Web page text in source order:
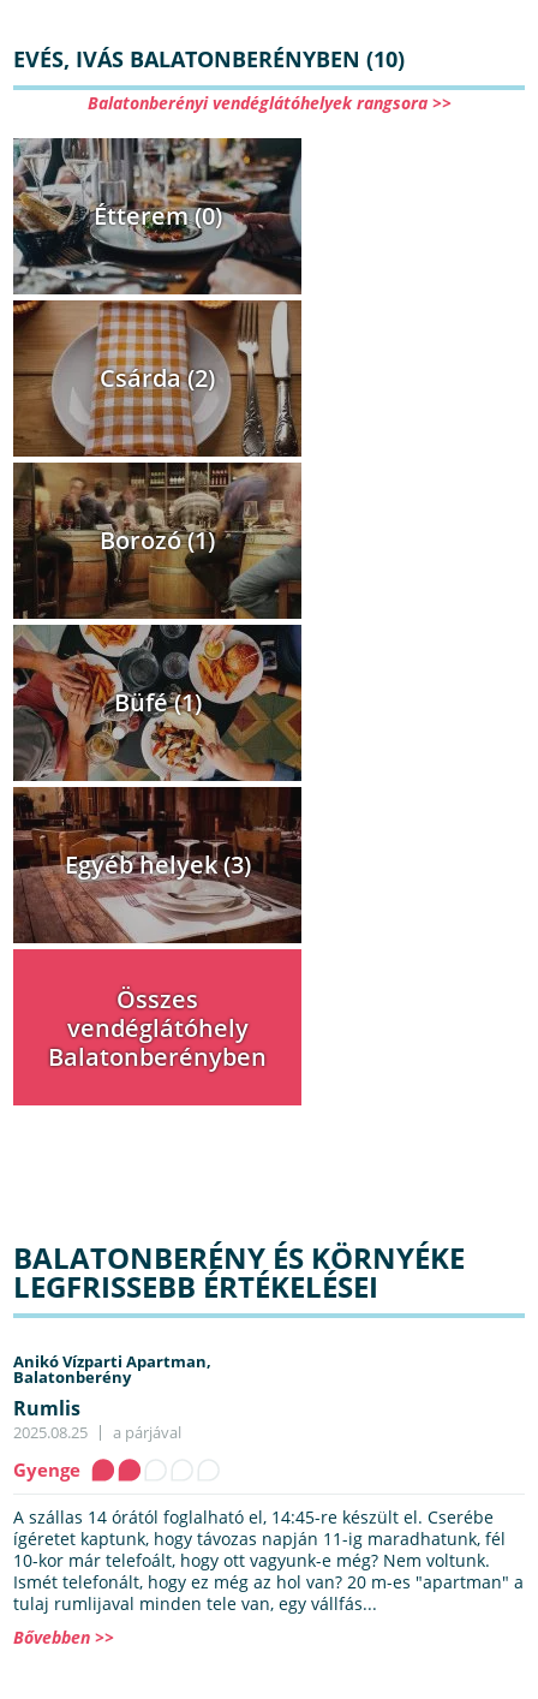
EVÉS, IVÁS BALATONBERÉNYBEN (10)
Balatonberényi vendéglátóhelyek rangsora >>
Étterem (0)
Csárda (2)
Borozó (1)
Büfé (1)
Egyéb helyek (3)
Összes
vendéglátóhely
Balatonberényben
BALATONBERÉNY ÉS KÖRNYÉKE
LEGFRISSEBB ÉRTÉKELÉSEI
Anikó Vízparti Apartman,
Balatonberény
Rumlis
2025.08.25 a párjával
Gyenge
A szállas 14 órától foglalható el, 14:45-re készült el. Cserébe
ígéretet kaptunk, hogy távozas napján 11-ig maradhatunk, fél
10-kor már telefoált, hogy ott vagyunk-e még? Nem voltunk.
Ismét telefonált, hogy ez még az hol van? 20 m-es "apartman" a
tulaj rumlijaval minden tele van, egy vállfás...
Bővebben >>